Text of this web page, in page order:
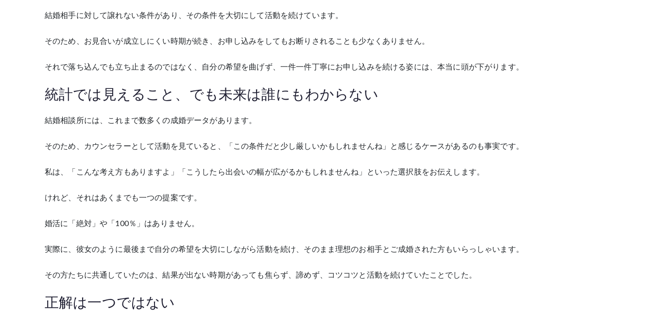
結婚相手に対して譲れない条件があり、その条件を大切にして活動を続けています。
そのため、お見合いが成立しにくい時期が続き、お申し込みをしてもお断りされることも少なくありません。
それで落ち込んでも立ち止まるのではなく、自分の希望を曲げず、一件一件丁寧にお申し込みを続ける姿には、本当に頭が下がります。
統計では見えること、でも未来は誰にもわからない
結婚相談所には、これまで数多くの成婚データがあります。
そのため、カウンセラーとして活動を見ていると、「この条件だと少し厳しいかもしれませんね」と感じるケースがあるのも事実です。
私は、「こんな考え方もありますよ」「こうしたら出会いの幅が広がるかもしれませんね」といった選択肢をお伝えします。
けれど、それはあくまでも一つの提案です。
婚活に「絶対」や「100％」はありません。
実際に、彼女のように最後まで自分の希望を大切にしながら活動を続け、そのまま理想のお相手とご成婚された方もいらっしゃいます。
その方たちに共通していたのは、結果が出ない時期があっても焦らず、諦めず、コツコツと活動を続けていたことでした。
正解は一つではない